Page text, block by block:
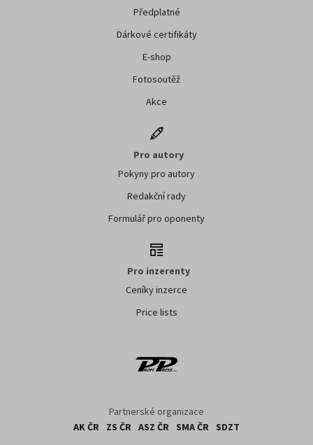
Předplatné
Dárkové certifikáty
E-shop
Fotosoutěž
Akce
Pro autory
Pokyny pro autory
Redakční rady
Formulář pro oponenty
Pro inzerenty
Ceníky inzerce
Price lists
Partnerské organizace
AK ČR
ZS ČR ASZ ČR SMA ČR SDZT